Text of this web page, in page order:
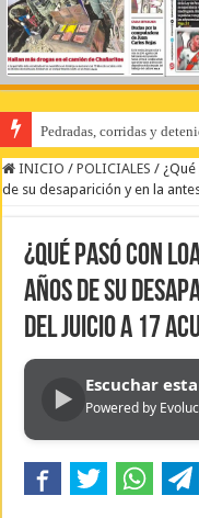
Pedradas, corridas y
INICIO / POLICIALES /
de su desaparición y en la
¿Qué pasó con
años de su
del juicio a 17
▶ Escuchar
Powered by